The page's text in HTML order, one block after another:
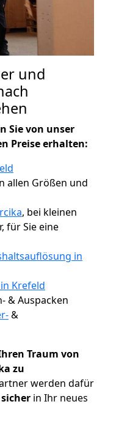
und
Sie von unser
Preise erhalten:
allen Größen und
, bei kleinen
für Sie eine
in
Krefeld
& Auspacken
&
Traum von
zu
werden dafür
in Ihr neues